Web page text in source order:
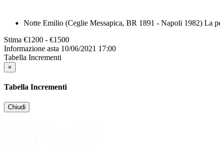
Notte Emilio (Ceglie Messapica, BR 1891 - Napoli 1982) La
Stima €1200 - €1500
Informazione asta 10/06/2021 17:00
Tabella Incrementi
×
Tabella Incrementi
Chiudi